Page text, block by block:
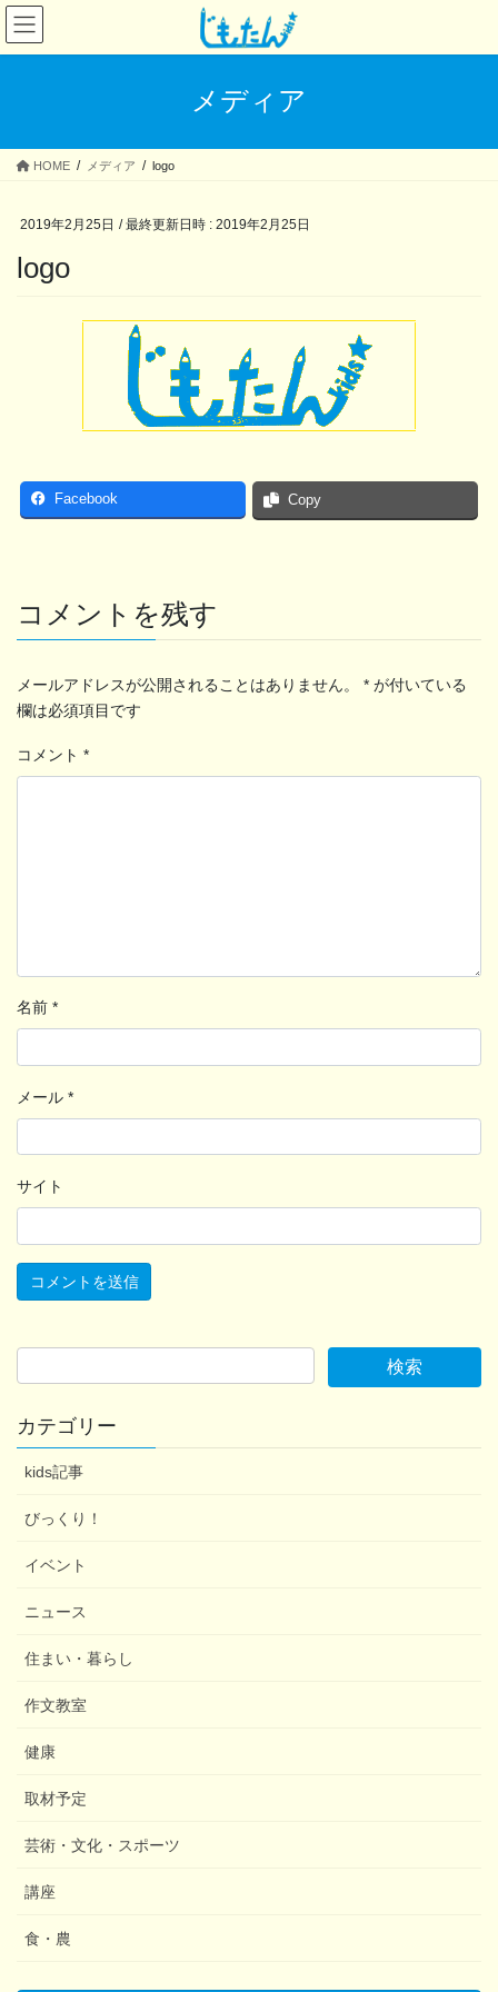
コ
ン
テ
ス
ナ
ビ
ゲ
ン
メディア
HOME メディア logo
2019年2月25日 / 最終更新日時 : 2019年2月25日
logo
Facebook Copy
コメントを残す
メールアドレスが公開されることはありません。 * が付いている
欄は必須項目です
コメント *
名前 *
メール *
サイト
カテゴリー
kids記事
びっくり！
イベント
ニュース
住まい・暮らし
作文教室
健康
取材予定
芸術・文化・スポーツ
講座
食・農